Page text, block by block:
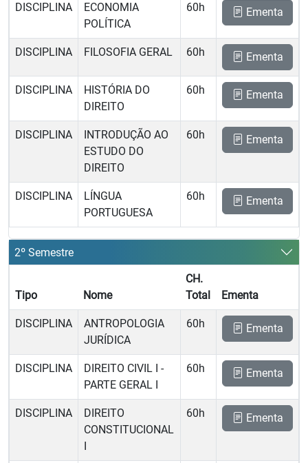
DISCIPLINA
ECONOMIA
POLÍTICA
60h Ementa
DISCIPLINA FILOSOFIA GERAL 60h Ementa
DISCIPLINA
HISTÓRIA DO
DIREITO
60h Ementa
DISCIPLINA
INTRODUÇÃO AO
ESTUDO DO
DIREITO
60h Ementa
DISCIPLINA
LÍNGUA
PORTUGUESA
60h Ementa
2º Semestre
Tipo Nome
CH.
Total
Ementa
DISCIPLINA
ANTROPOLOGIA
JURÍDICA
60h Ementa
DISCIPLINA
DIREITO CIVIL I -
PARTE GERAL I
60h Ementa
DISCIPLINA
DIREITO
CONSTITUCIONAL
I
60h Ementa